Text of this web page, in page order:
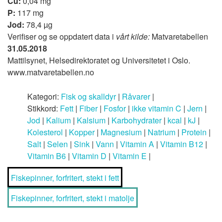
P: 117 mg
Jod: 78,4 µg
Verifiser og se oppdatert data i vårt kilde: Matvaretabellen
31.05.2018
Mattilsynet, Helsedirektoratet og Universitetet i Oslo.
www.matvaretabellen.no
Kategori: Fisk og skalldyr| Råvarer|
Stikkord: Fett | Fiber| Fosfor| ikke vitamin C | Jern |
Jod | Kalium | Kalsium | Karbohydrater| kcal | kJ |
Kolesterol | Kopper| Magnesium | Natrium | Protein |
Salt | Selen | Sink | Vann | Vitamin A | Vitamin B12 |
Vitamin B6 | Vitamin D | Vitamin E |
Fiskepinner, forfritert, stekt i fett
Fiskepinner, forfritert, stekt i matolje